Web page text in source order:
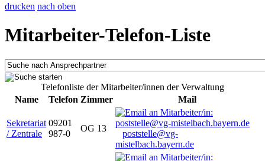
drucken nach oben
Mitarbeiter-Telefon-Liste
Telefonliste der Mitarbeiter/innen der Verwaltung
Name
Telefon Zimmer Mail
Sekretariat
/ Zentrale
09201
987-0
OG 13
poststelle@vg-
mistelbach.bayern.de